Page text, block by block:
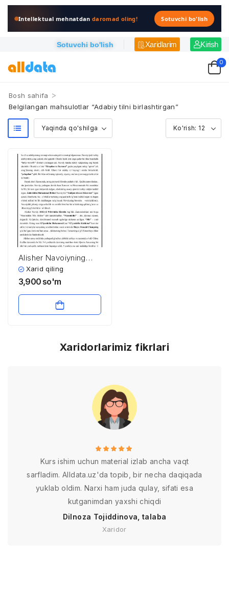
Intellektual mehnatdandaromad oling! Sotuvchi bo'lish
Sotuvchi bo'lish Xaridlarim Kirish
0
Bosh sahifa >
Belgilangan mahsulotlar “Adabiy tilni birlashtirgan”
Alisher Navoiyning
hayoti va ijodi
Xarid qiling
3,900 so'm
Xaridorlarimiz fikrlari
Kurs ishim uchun material izlab ancha vaqt
sarfladim. Alldata.uz'da topib, bir necha daqiqada
yuklab oldim. Narxi ham juda qulay, sifati esa
kutganimdan yaxshi chiqdi
Dilnoza Tojiddinova, talaba
Xaridor